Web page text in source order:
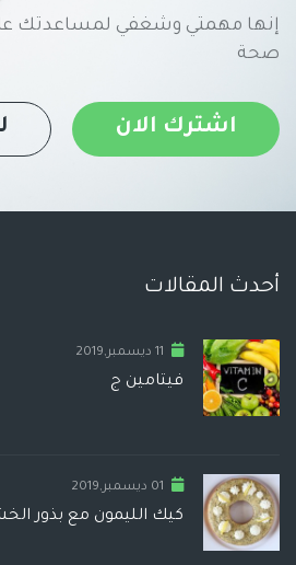
إنها مهمتي وشغفي لمساعدتك
صحة
اشترك الان
أحدث المقالات
11 ديسمبر,2019
فيتامين ج
01 ديسمبر,2019
كيك الليمون مع بذور